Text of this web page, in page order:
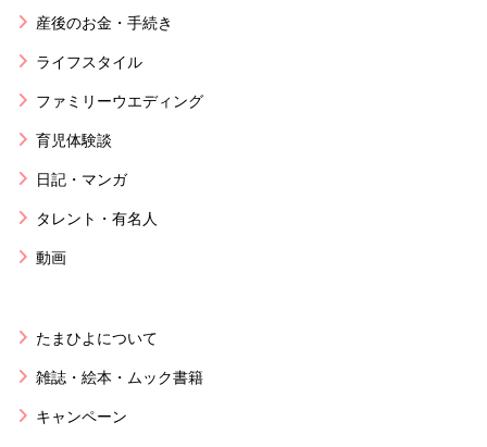
産後のお金・手続き
ライフスタイル
ファミリーウエディング
育児体験談
日記・マンガ
タレント・有名人
動画
たまひよについて
雑誌・絵本・ムック書籍
キャンペーン